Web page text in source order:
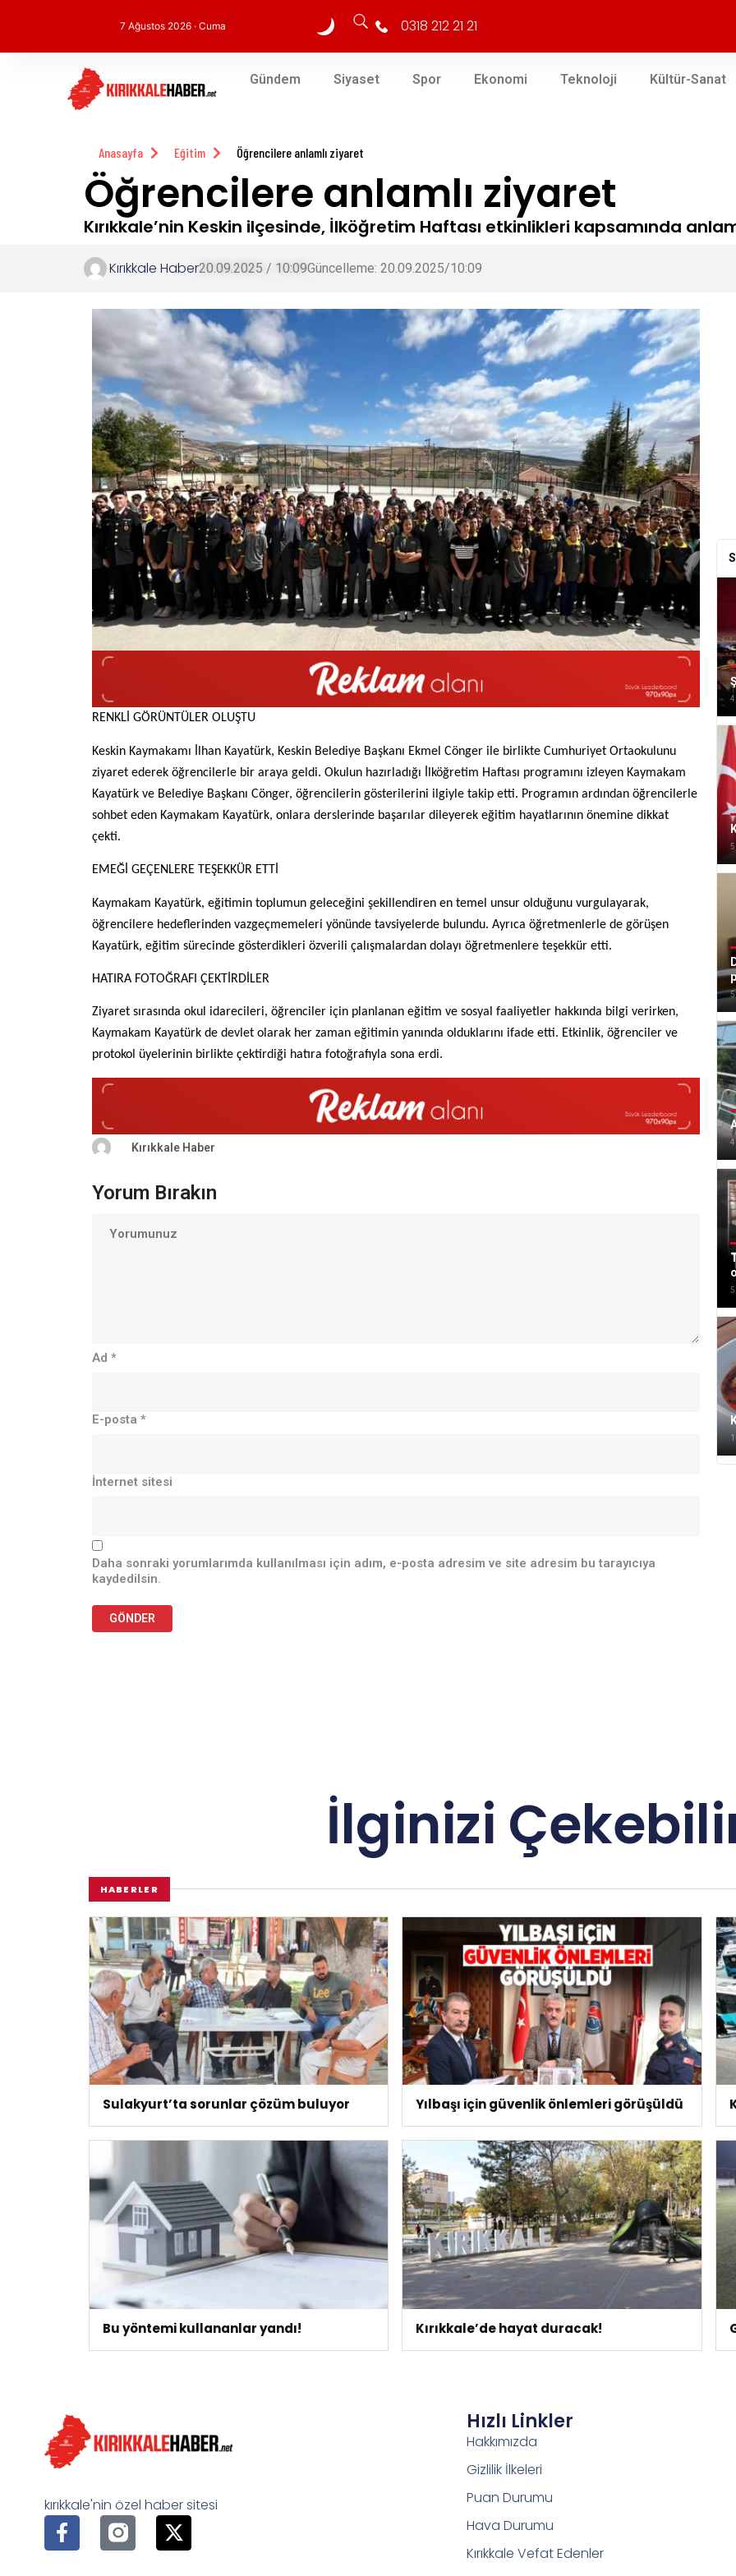
7 Ağustos 2026 · Cuma 0318 212 21 21
Gündem Siyaset Spor Ekonomi Teknoloji Kültür-Sanat
Anasayfa Eğitim Öğrencilere anlamlı ziyaret
Öğrencilere anlamlı ziyaret
Kırıkkale’nin Keskin ilçesinde, İlköğretim Haftası etkinlikleri kapsamında
Kırıkkale Haber20.09.2025 / 10:09Güncelleme: 20.09.2025/10:09
RENKLİ GÖRÜNTÜLER OLUŞTU
Keskin Kaymakamı İlhan Kayatürk, Keskin Belediye Başkanı Ekmel Cönger ile birlikte Cumhuriyet Ortaokulunu
ziyaret ederek öğrencilerle bir araya geldi. Okulun hazırladığı İlköğretim Haftası programını izleyen Kaymakam
Kayatürk ve Belediye Başkanı Cönger, öğrencilerin gösterilerini ilgiyle takip etti. Programın ardından öğrencilerle
sohbet eden Kaymakam Kayatürk, onlara derslerinde başarılar dileyerek eğitim hayatlarının önemine dikkat
çekti.
EMEĞİ GEÇENLERE TEŞEKKÜR ETTİ
Kaymakam Kayatürk, eğitimin toplumun geleceğini şekillendiren en temel unsur olduğunu vurgulayarak,
öğrencilere hedeflerinden vazgeçmemeleri yönünde tavsiyelerde bulundu. Ayrıca öğretmenlerle de görüşen
Kayatürk, eğitim sürecinde gösterdikleri özverili çalışmalardan dolayı öğretmenlere teşekkür etti.
HATIRA FOTOĞRAFI ÇEKTİRDİLER
Ziyaret sırasında okul idarecileri, öğrenciler için planlanan eğitim ve sosyal faaliyetler hakkında bilgi verirken,
Kaymakam Kayatürk de devlet olarak her zaman eğitimin yanında olduklarını ifade etti. Etkinlik, öğrenciler ve
protokol üyelerinin birlikte çektirdiği hatıra fotoğrafıyla sona erdi.
Kırıkkale Haber
Yorum Bırakın
Ad *
E-posta *
İnternet sitesi
Daha sonraki yorumlarımda kullanılması için adım, e-posta adresim ve site adresim bu tarayıcıya
kaydedilsin.
4
5
5
4
5
İlginizi
HABERLER
Sulakyurt’ta sorunlar çözüm buluyor Yılbaşı için güvenlik önlemleri görüşüldü
Bu yöntemi kullananlar yandı! Kırıkkale’de hayat duracak!
kırıkkale'nin özel haber sitesi
Hızlı Linkler
Hakkımızda
Gizlilik İlkeleri
Puan Durumu
Hava Durumu
Kırıkkale Vefat Edenler